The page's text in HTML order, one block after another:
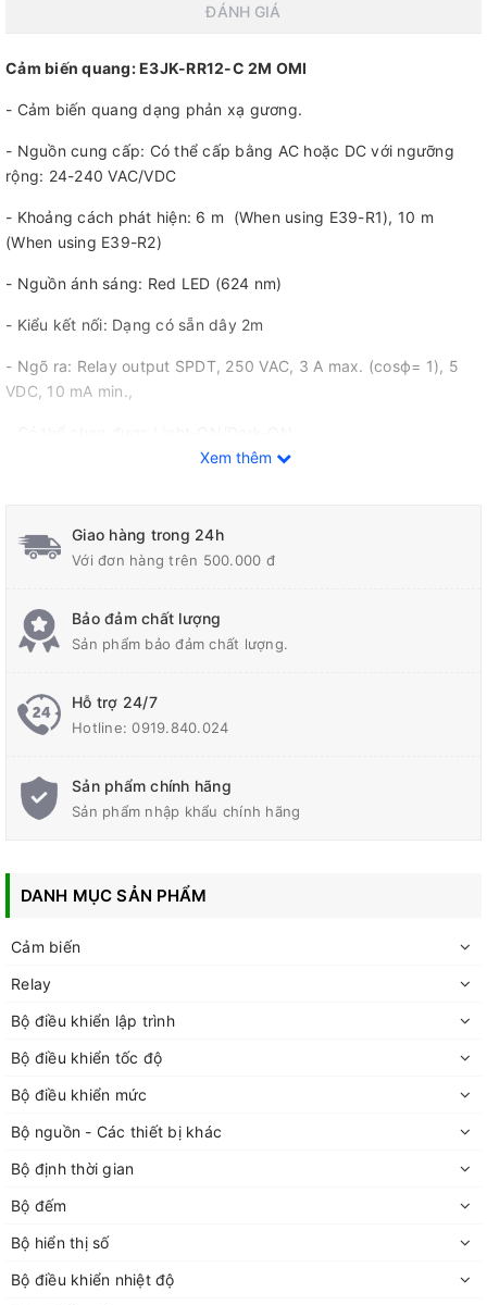
ĐÁNH GIÁ
Cảm biến quang: E3JK-RR12-C 2M OMI
- Cảm biến quang dạng phản xạ gương.
- Nguồn cung cấp: Có thể cấp bằng AC hoặc DC với ngưỡng
rộng: 24-240 VAC/VDC
- Khoảng cách phát hiện: 6 m (When using E39-R1), 10 m
(When using E39-R2)
- Nguồn ánh sáng: Red LED (624 nm)
- Kiểu kết nối: Dạng có sẵn dây 2m
- Ngõ ra: Relay output SPDT, 250 VAC, 3 A max. (cosϕ= 1), 5
VDC, 10 mA min.,
- Vật liệu: Vỏ bằng nhựa ABS
Xem thêm
Giao hàng trong 24h
Với đơn hàng trên 500.000 đ
Bảo đảm chất lượng
Sản phẩm bảo đảm chất lượng.
Hỗ trợ 24/7
Hotline:0919.840.024
Sản phẩm chính hãng
Sản phẩm nhập khẩu chính hãng
DANH MỤC SẢN PHẨM
Cảm biến
Relay
Bộ điều khiển lập trình
Bộ điều khiển tốc độ
Bộ điều khiển mức
Bộ nguồn - Các thiết bị khác
Bộ định thời gian
Bộ đếm
Bộ hiển thị số
Bộ điều khiển nhiệt độ